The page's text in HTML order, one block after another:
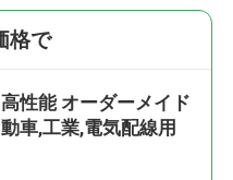
格で
性能 オーダーメイド
車,工業,電気配線用